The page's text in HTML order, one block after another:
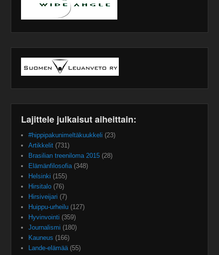
Lajittele julkaisut aiheittain:
#hippipakunimeltäkuukkeli (23)
Artikkelit (731)
Brasilian treeniloma 2015 (28)
Elämänfilosofia (348)
Helsinki (155)
Hirsitalo (76)
Hirsiveijari (7)
Huippu-urheilu (127)
Hyvinvointi (359)
Journalismi (180)
Kauneus (166)
Lande-elämää (55)